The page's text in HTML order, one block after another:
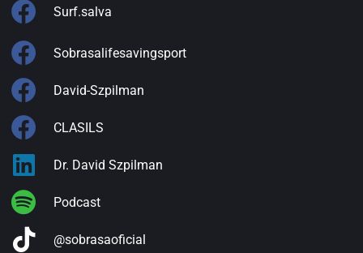
Surf.salva
Sobrasalifesavingsport
David-Szpilman
CLASILS
Dr. David Szpilman
Podcast
@sobrasaoficial